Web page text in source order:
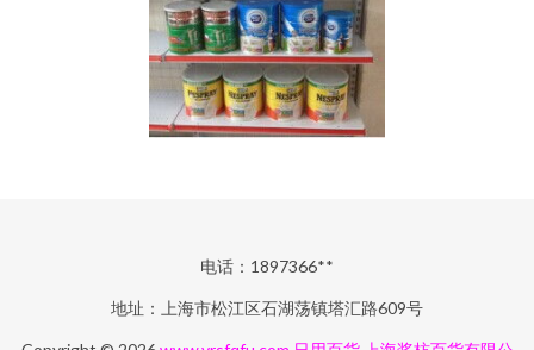
电话：1897366**
地址：上海市松江区石湖荡镇塔汇路609号